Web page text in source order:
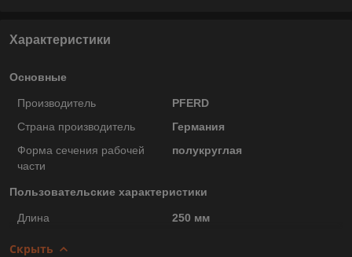
Характеристики
Основные
Производитель
PFERD
Страна производитель
Германия
Форма сечения рабочей
части
полукруглая
Пользовательские характеристики
Длина 250 мм
Скрыть